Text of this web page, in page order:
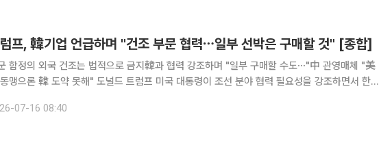
프, 韓기업 언급하며 "건조 부문 협력⋯일부 선박은 구매할 것" [종합]
함정의 외국 건조는 법적으로 금지韓과 협력 강조하며 "일부 구매할 수도⋯"中 관영매체 "美
도약 못해" 도널드 트럼프 미국 대통령이 조선 분야 협력 필요성을 강조하면서 한국
프 대통령은 펜실베이니아주 육군전쟁대에서 열린 ‘국방혁
07-16 08:40